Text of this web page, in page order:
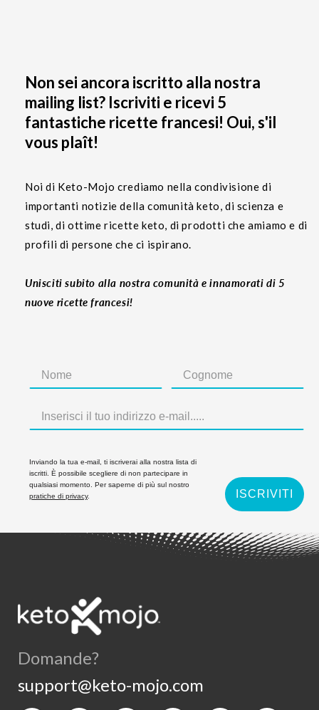
Non sei ancora iscritto alla nostra
mailing list? Iscriviti e ricevi 5
fantastiche ricette francesi! Oui, s'il
vous plaît!
Noi di Keto-Mojo crediamo nella condivisione di
importanti notizie della comunità keto, di scienza e
studi, di ottime ricette keto, di prodotti che amiamo e di
profili di persone che ci ispirano.
Unisciti subito alla nostra comunità e innamorati di 5
nuove ricette francesi!
Inviando la tua e-mail, ti iscriverai alla nostra lista di
iscritti. È possibile scegliere di non partecipare in
qualsiasi momento. Per saperne di più sul nostro
pratiche di privacy. ISCRIVITI
Domande?
support@keto-mojo.com